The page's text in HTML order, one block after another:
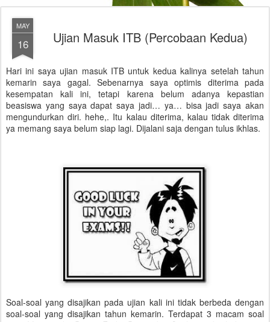
MAY
16 Ujian Masuk ITB (Percobaan Kedua)
Hari ini saya ujian masuk ITB untuk kedua kalinya setelah tahun
kemarin saya gagal. Sebenarnya saya optimis diterima pada
kesempatan kali ini, tetapi karena belum adanya kepastian
beasiswa yang saya dapat saya jadi… ya… bisa jadi saya akan
mengundurkan diri. hehe,. Itu kalau diterima, kalau tidak diterima
ya memang saya belum siap lagi. Dijalani saja dengan tulus ikhlas.
Soal-soal yang disajikan pada ujian kali ini tidak berbeda dengan
soal-soal yang disajikan tahun kemarin. Terdapat 3 macam soal